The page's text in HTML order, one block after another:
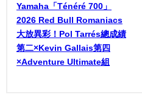
Yamaha「Ténéré 700」
2026 Red Bull Romaniacs
大放異彩！Pol Tarrés總成績
第二×Kevin Gallais第四
×Adventure Ultimate組